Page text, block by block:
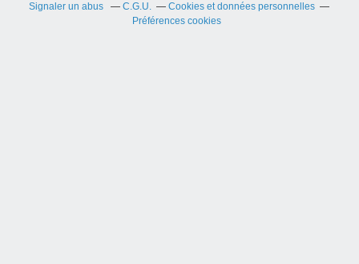
Signaler un abus
C.G.U.
Cookies et données personnelles
Préférences cookies